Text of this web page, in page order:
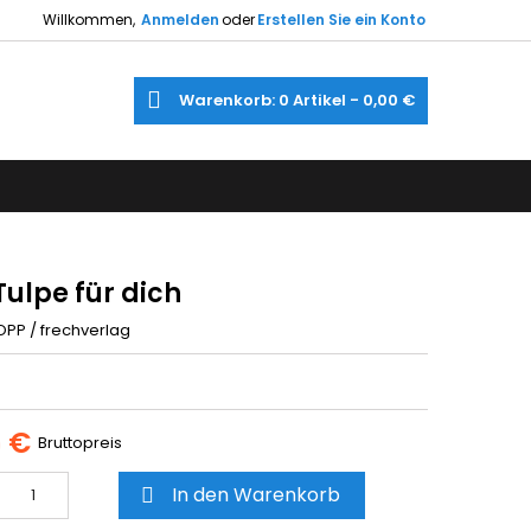
Willkommen, AnmeldenoderErstellen Sie ein Konto
Warenkorb 0 Artikel - 0,00 €
für dich
/ frechverlag
€ Bruttopreis
 In den Warenkorb